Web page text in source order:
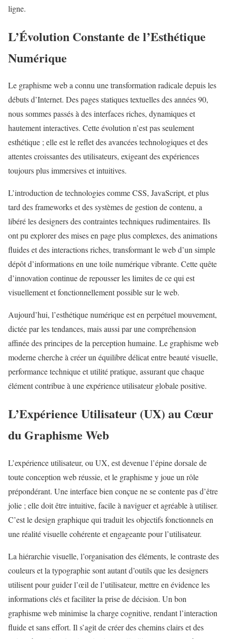
ligne.
L’Évolution Constante de l’Esthétique
Numérique
Le graphisme web a connu une transformation radicale depuis les
débuts d’Internet. Des pages statiques textuelles des années 90,
nous sommes passés à des interfaces riches, dynamiques et
hautement interactives. Cette évolution n’est pas seulement
esthétique ; elle est le reflet des avancées technologiques et des
attentes croissantes des utilisateurs, exigeant des expériences
toujours plus immersives et intuitives.
L’introduction de technologies comme CSS, JavaScript, et plus
tard des frameworks et des systèmes de gestion de contenu, a
libéré les designers des contraintes techniques rudimentaires. Ils
ont pu explorer des mises en page plus complexes, des animations
fluides et des interactions riches, transformant le web d’un simple
dépôt d’informations en une toile numérique vibrante. Cette quête
d’innovation continue de repousser les limites de ce qui est
visuellement et fonctionnellement possible sur le web.
Aujourd’hui, l’esthétique numérique est en perpétuel mouvement,
dictée par les tendances, mais aussi par une compréhension
affinée des principes de la perception humaine. Le graphisme web
moderne cherche à créer un équilibre délicat entre beauté visuelle,
performance technique et utilité pratique, assurant que chaque
élément contribue à une expérience utilisateur globale positive.
L’Expérience Utilisateur (UX) au Cœur
du Graphisme Web
L’expérience utilisateur, ou UX, est devenue l’épine dorsale de
toute conception web réussie, et le graphisme y joue un rôle
prépondérant. Une interface bien conçue ne se contente pas d’être
jolie ; elle doit être intuitive, facile à naviguer et agréable à utiliser.
C’est le design graphique qui traduit les objectifs fonctionnels en
une réalité visuelle cohérente et engageante pour l’utilisateur.
La hiérarchie visuelle, l’organisation des éléments, le contraste des
couleurs et la typographie sont autant d’outils que les designers
utilisent pour guider l’œil de l’utilisateur, mettre en évidence les
informations clés et faciliter la prise de décision. Un bon
graphisme web minimise la charge cognitive, rendant l’interaction
fluide et sans effort. Il s’agit de créer des chemins clairs et des